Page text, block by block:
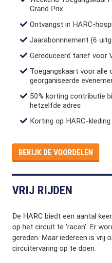
Grand Prix
Ontvangst in HARC-
Jaarabonnnement (6
Gereduceerd tarief voor
Toegangskaart voor alle
georganiseerde
50% korting contributie
hetzelfde adres
Korting op HARC-kleding
BEKIJK DE VOORDELEN
VRIJ RIJDEN
De HARC biedt een aantal
op het circuit te ‘racen’. Er
gereden. Maar iedereen is
circuitervaring op te doen.